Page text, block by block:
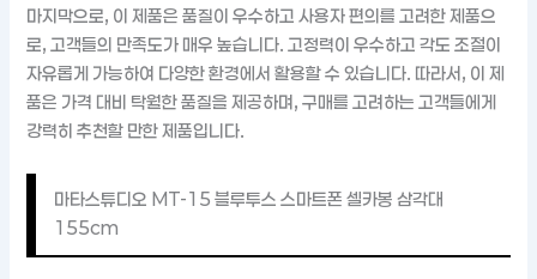
마지막으로, 이 제품은 품질이 우수하고 사용자 편의를 고려한 제품으
로, 고객들의 만족도가 매우 높습니다. 고정력이 우수하고 각도 조절이
자유롭게 가능하여 다양한 환경에서 활용할 수 있습니다. 따라서, 이 제
품은 가격 대비 탁월한 품질을 제공하며, 구매를 고려하는 고객들에게
강력히 추천할 만한 제품입니다.
마타스튜디오 MT-15 블루투스 스마트폰 셀카봉 삼각대
155cm